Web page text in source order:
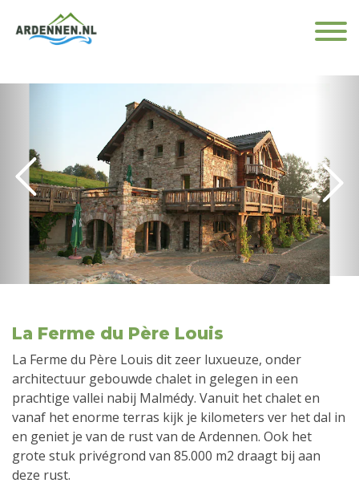
La Ferme du Père Louis
La Ferme du Père Louis dit zeer luxueuze, onder
architectuur gebouwde chalet in gelegen in een
prachtige vallei nabij Malmédy. Vanuit het chalet en
vanaf het enorme terras kijk je kilometers ver het dal in
en geniet je van de rust van de Ardennen. Ook het
grote stuk privégrond van 85.000 m2 draagt bij aan
deze rust.